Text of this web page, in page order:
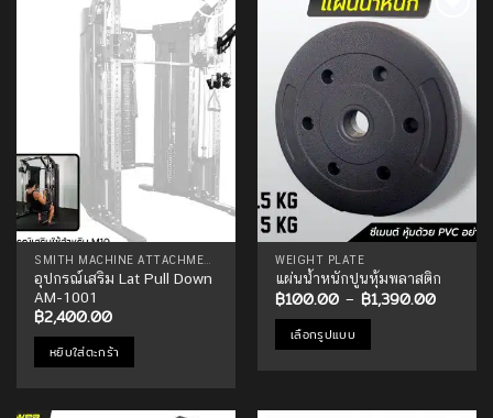
Add to
Wishlist
อุปกรณ์เสริม Lat Pull Down
AM-1001
฿2,400.00
หยิบใส่ตะกร้า
Wishlist
WEIGHT PLATE
แผ่นน้ำหนักปูนหุ้มพลาสติก
฿100.00 – ฿1,390.00Price
เลือกรูปแบบ